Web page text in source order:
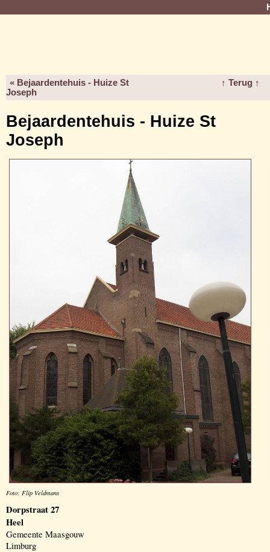
« Bejaardentehuis - Huize St
Joseph
↑ Terug ↑
Bejaardentehuis - Huize St
Joseph
Foto: Flip Veldmans
Dorpstraat 27
Heel
Gemeente Maasgouw
Limburg